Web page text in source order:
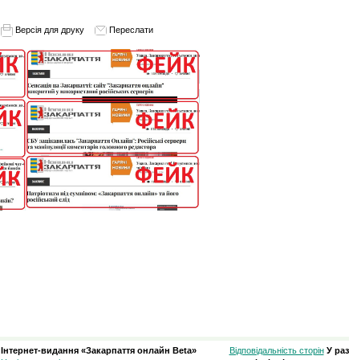
Версія для друку Переслати
Інтернет-видання «Закарпаття онлайн Beta»
Відповідальність сторін У